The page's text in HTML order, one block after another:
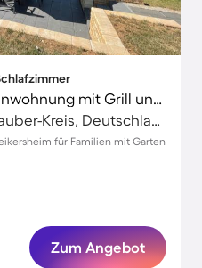
Kinderfreundliche Ferienwohnung mit Grill und Garten | Gartenblick
Weikersheim, Main-Tauber-Kreis, Deutschland
für Familien mit Garten
Zum Angebot